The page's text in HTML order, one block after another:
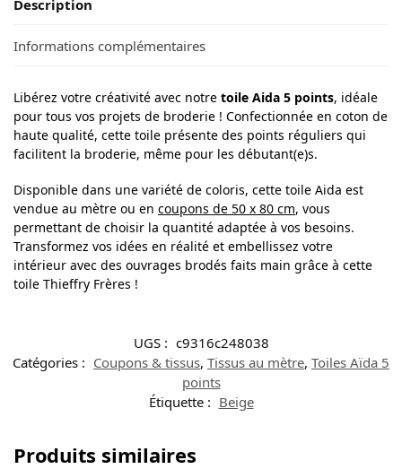
Description
Informations complémentaires
Libérez votre créativité avec notre toile Aida 5 points, idéale
pour tous vos projets de broderie ! Confectionnée en coton de
haute qualité, cette toile présente des points réguliers qui
facilitent la broderie, même pour les débutant(e)s.
Disponible dans une variété de coloris, cette toile Aida est
vendue au mètre ou en coupons de 50 x 80 cm, vous
permettant de choisir la quantité adaptée à vos besoins.
Transformez vos idées en réalité et embellissez votre
intérieur avec des ouvrages brodés faits main grâce à cette
toile Thieffry Frères !
UGS : c9316c248038
Catégories : Coupons & tissus, Tissus au mètre, Toiles Aïda 5
points
Étiquette : Beige
Produits similaires